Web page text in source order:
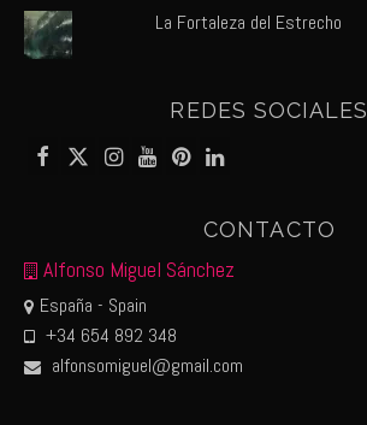
La Fortaleza del Estrecho
REDES SOCIALES
CONTACTO
Alfonso Miguel Sánchez
España - Spain
+34 654 892 348
alfonsomiguel@gmail.com